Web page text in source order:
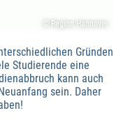
© Region Hannover
Gründen
Studierende eine
kann auch
sein. Daher